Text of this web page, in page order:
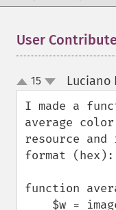
User
up
down
15 Luciano
I made a
average
resource
format (hex):
function